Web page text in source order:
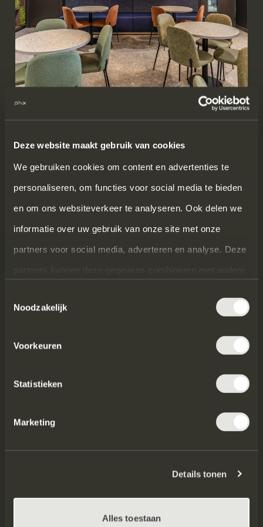
Deze website maakt gebruik van cookies
We gebruiken cookies om content en advertenties te
personaliseren, om functies voor social media te bieden
en om ons websiteverkeer te analyseren. Ook delen we
informatie over uw gebruik van onze site met onze
partners voor social media, adverteren en analyse. Deze
partners kunnen deze gegevens combineren met andere
verzameld op basis van uw gebruik van hun services.
Noodzakelijk
Voorkeuren
Statistieken
Marketing
Details tonen
Alles toestaan
Werken.
Cornelissen aannemingsbedrijf | Zeeland